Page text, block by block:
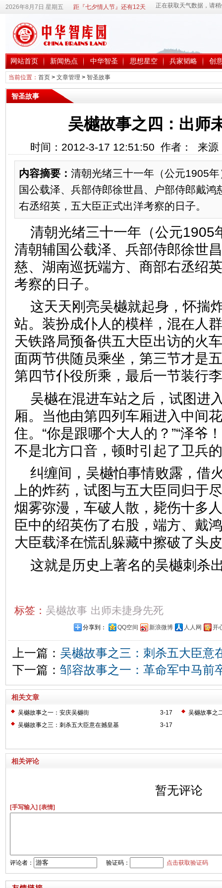
2026年8月7日 星期五 距『七夕情人节』还有12天
网站首页 新闻热点 中华智圣 思想星空 兵家韬略 创
当前位置： 首页> 文章管理 > 智圣故事
智圣故事
吴樾故事之四：出师
时间：2012-3-17 12:51:50 作者： 来
内容摘要： 清朝光绪三十一年（公元1905
国公载泽、兵部侍郎徐世昌、户部侍郎戴鸿
右丞绍英，五大臣正式出洋考察的日子。
清朝光绪三十一年（公元1905
清朝辅国公载泽、兵部侍郎徐世
慈、湖南巡抚端方、商部右丞绍
考察的日子。
这天天刚亮吴樾就起身，怀揣
站。装扮成仆人的模样，混在人
天铁路局预备供五大臣出访的火
面两节供随员乘坐，第三节才是
第四节仆役所乘，最后一节装行
吴樾在混进车站之后，试图进
厢。当他由第四列车厢进入中间
住。“你是跟哪个大人的？”“泽爷
不是北方口音，顿时引起了卫兵
纠缠间，吴樾怕事情败露，借
上的炸药，试图与五大臣同归于
烟雾弥漫，车破人散，毙伤十多
臣中的绍英伤了右股，端方、戴
大臣载泽在慌乱躲藏中擦破了头
这就是历史上著名的吴樾刺杀
标签： 吴樾故事 出师未捷身先死
分享到： QQ空间 新浪微博 人人网 开
上一篇： 吴樾故事之三：刺杀五大臣意
下一篇： 邹容故事之一：革命军中马前
相关文章
3-17
吴樾故事之一：安庆吴樾街
吴樾故事之
3-17
吴樾故事之三：刺杀五大臣意在撼皇基
相关评论
暂无评论
[手写输入] [表情]
评论者： 验证码： 点击获取验证码